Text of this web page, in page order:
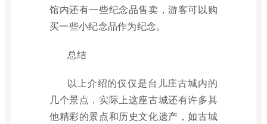
馆内还有一些纪念品售卖，游客可以购
买一些小纪念品作为纪念。
总结
以上介绍的仅仅是台儿庄古城内的
几个景点，实际上这座古城还有许多其
他精彩的景点和历史文化遗产，如古城